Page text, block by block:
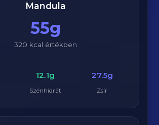
Mandula
55g
320 kcal értékben
12.1g
Szénhidrát
27.5g
Zsír